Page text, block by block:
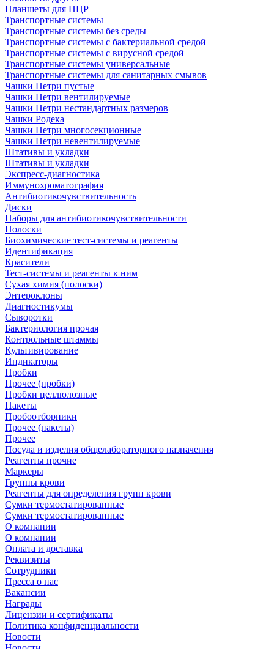
Планшеты для ПЦР
Транспортные системы
Транспортные системы без среды
Транспортные системы с бактериальной средой
Транспортные системы с вирусной средой
Транспортные системы универсальные
Транспортные системы для санитарных смывов
Чашки Петри пустые
Чашки Петри вентилируемые
Чашки Петри нестандартных размеров
Чашки Родека
Чашки Петри многосекционные
Чашки Петри невентилируемые
Штативы и укладки
Штативы и укладки
Экспресс-диагностика
Иммунохроматография
Антибиотикочувствительность
Диски
Наборы для антибиотикочувствительности
Полоски
Биохимические тест-системы и реагенты
Идентификация
Красители
Тест-системы и реагенты к ним
Сухая химия (полоски)
Энтероклоны
Диагностикумы
Сыворотки
Бактериология прочая
Контрольные штаммы
Культивирование
Индикаторы
Пробки
Прочее (пробки)
Пробки целлюлозные
Пакеты
Пробоотборники
Прочее (пакеты)
Прочее
Посуда и изделия общелабораторного назначения
Реагенты прочие
Маркеры
Группы крови
Реагенты для определения групп крови
Сумки термостатированные
Сумки термостатированные
О компании
О компании
Оплата и доставка
Реквизиты
Сотрудники
Пресса о нас
Вакансии
Награды
Лицензии и сертификаты
Политика конфиденциальности
Новости